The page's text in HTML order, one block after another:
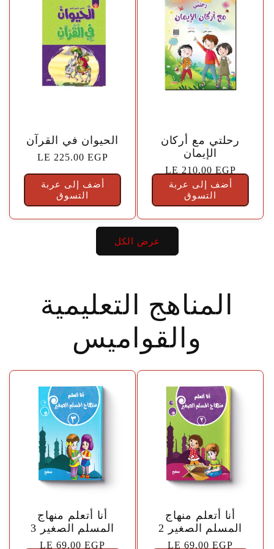
الحيوان في القرآن
السعر
الاعتيادي
LE 225.00 EGP
أضف إلى عربة
التسوق
رحلتي مع أركان
الإيمان
السعر
الاعتيادي
LE 210.00 EGP
أضف إلى عربة
التسوق
عرض الكل
المناهج التعليمية
والقواميس
أنا أتعلم منهاج
المسلم الصغير 3
السعر
LE 69.00 EGP
أنا أتعلم منهاج
المسلم الصغير 2
السعر
LE 69.00 EGP